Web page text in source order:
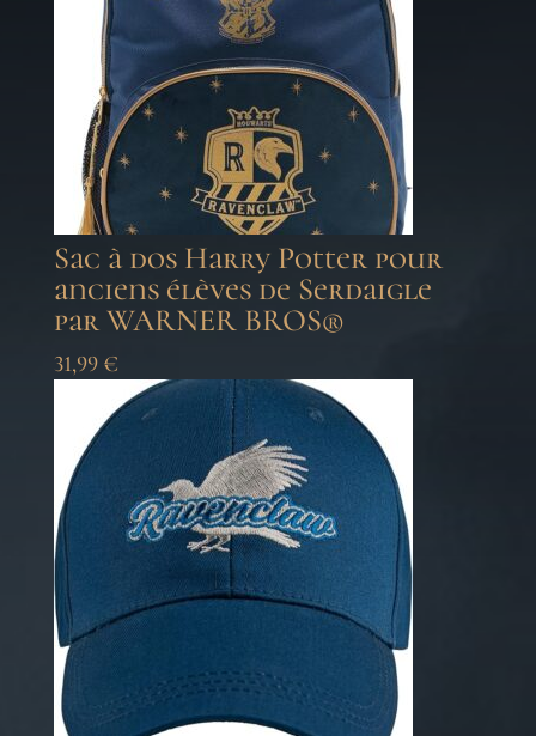
Sac à dos Harry Potter pour
anciens élèves de Serdaigle
par WARNER BROS®
31,99 €